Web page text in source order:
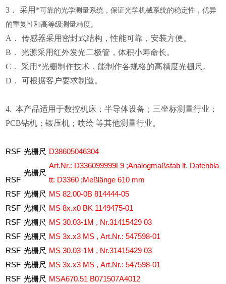
3． 采用*可靠的光学测量系统，保证光学机械系统的稳定性，优异
的重复性和高等级测量精度。
A． 传感器采用密封式结构，性能可靠，安装方便。
B． 光源采用红外发光二极管，体积小寿命长。
C． 采用*光栅制作技术，能制作各规格的高精度光栅尺。
D． 可根据客户要求制造。
4. 本产品适用于数控机床；半导体设备；三坐标测量行业；
PCB钻机；锻压机；喷绘 等其他测量行业。
RSF 光栅尺 D38605046304
RSF
光栅尺
Art.Nr.: D336099999L9 ;Analogmaßstab lt. Datenbla
tt: D3360 ;Meßlänge 610 mm
RSF 光栅尺 MS 82.00-0B 814444-05
RSF 光栅尺 MS 8x.x0 BK 1149475-01
RSF 光栅尺 MS 30.03-1M , Nr.31415429 03
RSF 光栅尺 MS 3x.x3 MS , Art.Nr.: 547598-01
RSF 光栅尺 MS 30.03-1M , Nr.31415429 03
RSF 光栅尺 MS 3x.x3 MS , Art.Nr.: 547598-01
RSF 光栅尺 MSA670.51 B071507A4012